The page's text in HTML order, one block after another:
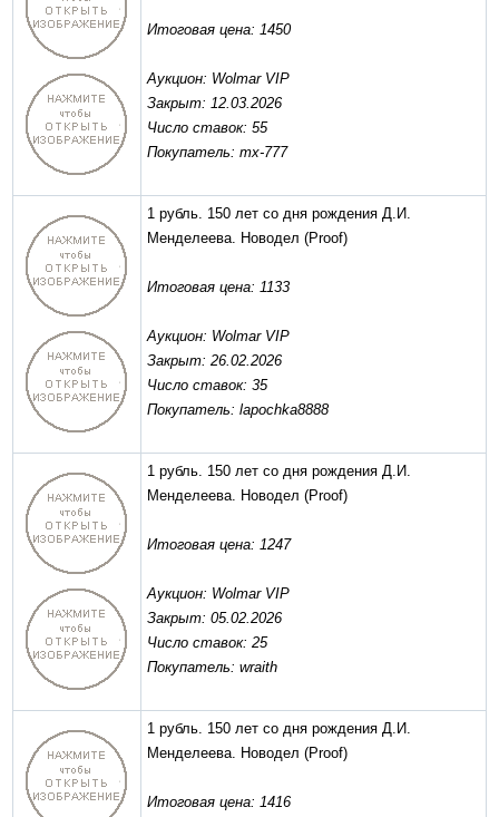
Итоговая цена: 1450
Аукцион: Wolmar VIP
Закрыт: 12.03.2026
Число ставок: 55
Покупатель: mx-777
1 рубль. 150 лет со дня рождения Д.И.
Менделеева. Новодел (Proof)
Итоговая цена: 1133
Аукцион: Wolmar VIP
Закрыт: 26.02.2026
Число ставок: 35
Покупатель: lapochka8888
1 рубль. 150 лет со дня рождения Д.И.
Менделеева. Новодел (Proof)
Итоговая цена: 1247
Аукцион: Wolmar VIP
Закрыт: 05.02.2026
Число ставок: 25
Покупатель: wraith
1 рубль. 150 лет со дня рождения Д.И.
Менделеева. Новодел (Proof)
Итоговая цена: 1416